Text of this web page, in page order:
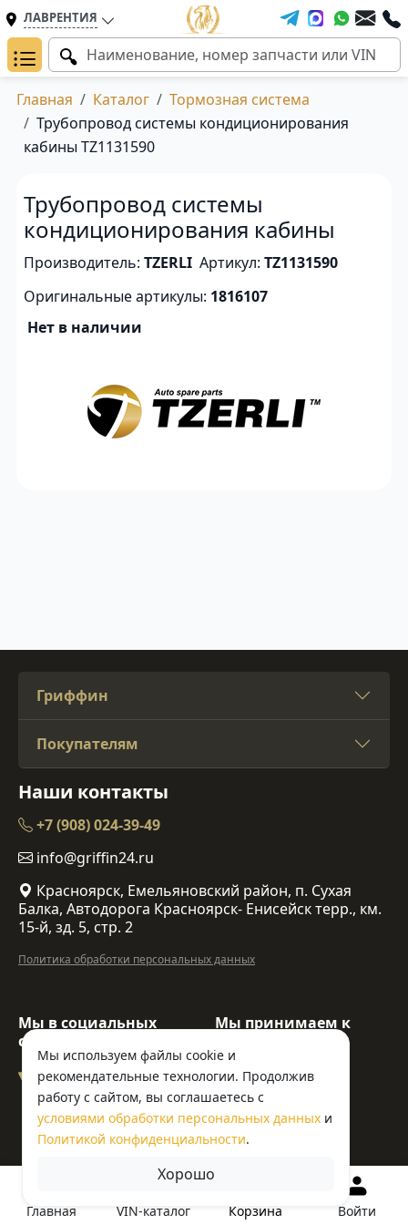
ЛАВРЕНТИЯ
Главная VIN-каталог Корзина Войти
Главная Каталог
Тормозная система
Трубопровод системы кондиционирования
кабины TZ1131590
Трубопровод системы
кондиционирования кабины
Производитель: TZERLI Артикул: TZ1131590
Оригинальные артикулы: 1816107
Нет в наличии
Мы используем файлы cookie и
рекомендательные технологии. Продолжив
работу с сайтом, вы соглашаетесь с
условиями обработки персональных данных и
Политикой конфиденциальности.
Хорошо
Гриффин
Покупателям
Наши контакты
+7 (908) 024-39-49
info@griffin24.ru
Красноярск, Емельяновский район, п. Сухая
Балка, Автодорога Красноярск- Енисейск терр., км.
15-й, зд. 5, стр. 2
Политика обработки персональных данных
Мы в социальных
сетях:
Мы принимаем к
© ООО «Гриффин»